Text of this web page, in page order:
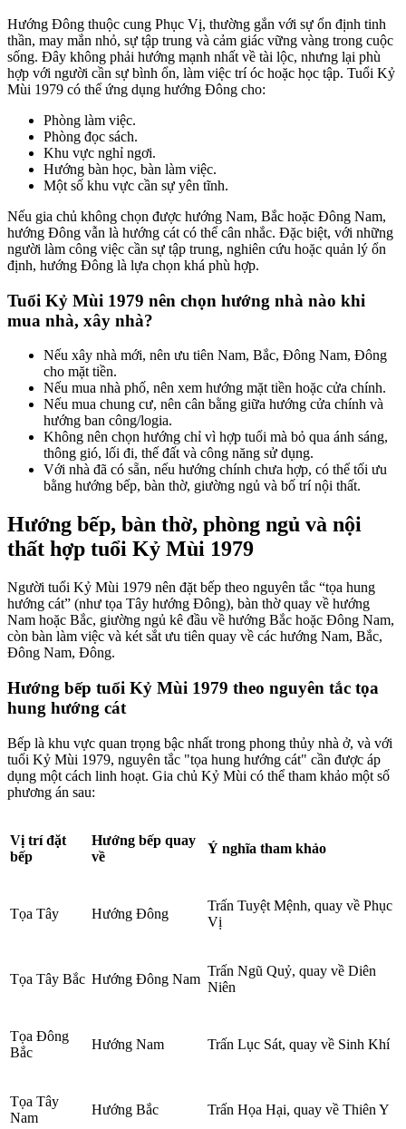
Hướng Đông thuộc cung Phục Vị, thường gắn với sự ổn định tinh
thần, may mắn nhỏ, sự tập trung và cảm giác vững vàng trong cuộc
sống. Đây không phải hướng mạnh nhất về tài lộc, nhưng lại phù
hợp với người cần sự bình ổn, làm việc trí óc hoặc học tập. Tuổi Kỷ
Mùi 1979 có thể ứng dụng hướng Đông cho:
Phòng làm việc.
Phòng đọc sách.
Khu vực nghỉ ngơi.
Hướng bàn học, bàn làm việc.
Một số khu vực cần sự yên tĩnh.
Nếu gia chủ không chọn được hướng Nam, Bắc hoặc Đông Nam,
hướng Đông vẫn là hướng cát có thể cân nhắc. Đặc biệt, với những
người làm công việc cần sự tập trung, nghiên cứu hoặc quản lý ổn
định, hướng Đông là lựa chọn khá phù hợp.
Tuổi Kỷ Mùi 1979 nên chọn hướng nhà nào khi
mua nhà, xây nhà?
Nếu xây nhà mới, nên ưu tiên Nam, Bắc, Đông Nam, Đông
cho mặt tiền.
Nếu mua nhà phố, nên xem hướng mặt tiền hoặc cửa chính.
Nếu mua chung cư, nên cân bằng giữa hướng cửa chính và
hướng ban công/logia.
Không nên chọn hướng chỉ vì hợp tuổi mà bỏ qua ánh sáng,
thông gió, lối đi, thế đất và công năng sử dụng.
Với nhà đã có sẵn, nếu hướng chính chưa hợp, có thể tối ưu
bằng hướng bếp, bàn thờ, giường ngủ và bố trí nội thất.
Hướng bếp, bàn thờ, phòng ngủ và nội
thất hợp tuổi Kỷ Mùi 1979
Người tuổi Kỷ Mùi 1979 nên đặt bếp theo nguyên tắc “tọa hung
hướng cát” (như tọa Tây hướng Đông), bàn thờ quay về hướng
Nam hoặc Bắc, giường ngủ kê đầu về hướng Bắc hoặc Đông Nam,
còn bàn làm việc và két sắt ưu tiên quay về các hướng Nam, Bắc,
Đông Nam, Đông.
Hướng bếp tuổi Kỷ Mùi 1979 theo nguyên tắc tọa
hung hướng cát
Bếp là khu vực quan trọng bậc nhất trong phong thủy nhà ở, và với
tuổi Kỷ Mùi 1979, nguyên tắc "tọa hung hướng cát" cần được áp
dụng một cách linh hoạt. Gia chủ Kỷ Mùi có thể tham khảo một số
phương án sau:
Vị trí đặt
bếp
Hướng bếp quay
về
Ý nghĩa tham khảo
Tọa Tây Hướng Đông
Trấn Tuyệt Mệnh, quay về Phục
Vị
Tọa Tây Bắc Hướng Đông Nam
Trấn Ngũ Quỷ, quay về Diên
Niên
Tọa Đông
Bắc
Hướng Nam Trấn Lục Sát, quay về Sinh Khí
Tọa Tây
Nam
Hướng Bắc Trấn Họa Hại, quay về Thiên Y